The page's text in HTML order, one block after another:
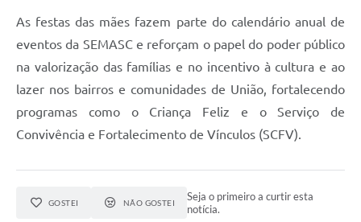
As festas das mães fazem parte do calendário anual de
eventos da SEMASC e reforçam o papel do poder público
na valorização das famílias e no incentivo à cultura e ao
lazer nos bairros e comunidades de União, fortalecendo
programas como o Criança Feliz e o Serviço de
Convivência e Fortalecimento de Vínculos (SCFV).
GOSTEI NÃO GOSTEI
Seja o primeiro a curtir esta
notícia.